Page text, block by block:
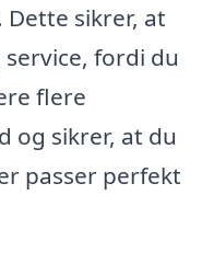
sikrer, at
fordi du
flere
og sikrer, at du
passer perfekt